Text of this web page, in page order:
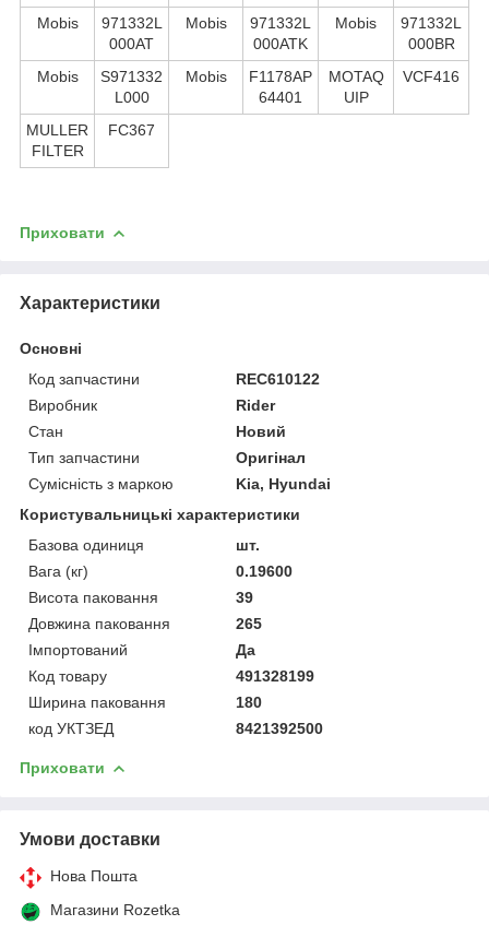
Mobis
971332L
000AT
Mobis
971332L
000ATK
Mobis
971332L
000BR
Mobis
S971332
L000
Mobis
F1178AP
64401
MOTAQ
UIP
VCF416
MULLER
FILTER
FC367
Приховати
Характеристики
Основні
Код запчастини
REC610122
Виробник
Rider
Стан
Новий
Тип запчастини
Оригінал
Сумісність з маркою
Kia, Hyundai
Користувальницькі характеристики
Базова одиниця
шт.
Вага (кг)
0.19600
Висота паковання
39
Довжина паковання
265
Імпортований
Да
Код товару
491328199
Ширина паковання
180
код УКТЗЕД
8421392500
Приховати
Умови доставки
Нова Пошта
Магазини Rozetka